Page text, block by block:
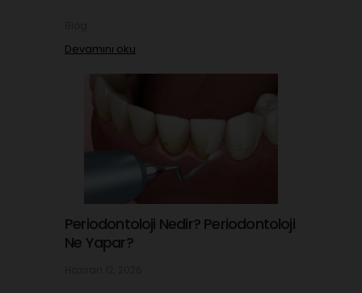
Devamını oku
Periodontoloji Nedir? Periodontoloji
Ne Yapar?